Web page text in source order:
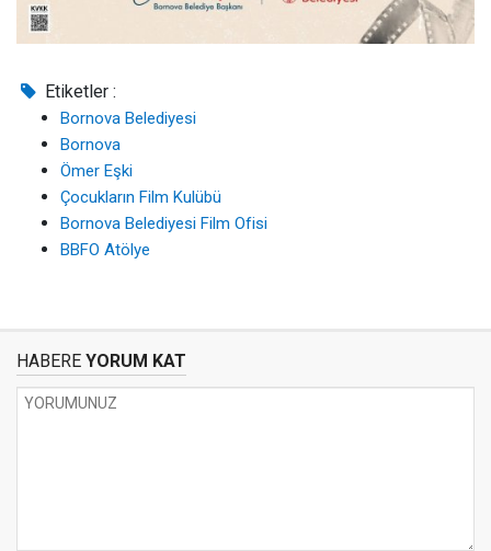
Etiketler :
Bornova Belediyesi
Bornova
Ömer Eşki
Çocukların Film Kulübü
Bornova Belediyesi Film Ofisi
BBFO Atölye
HABERE YORUM KAT